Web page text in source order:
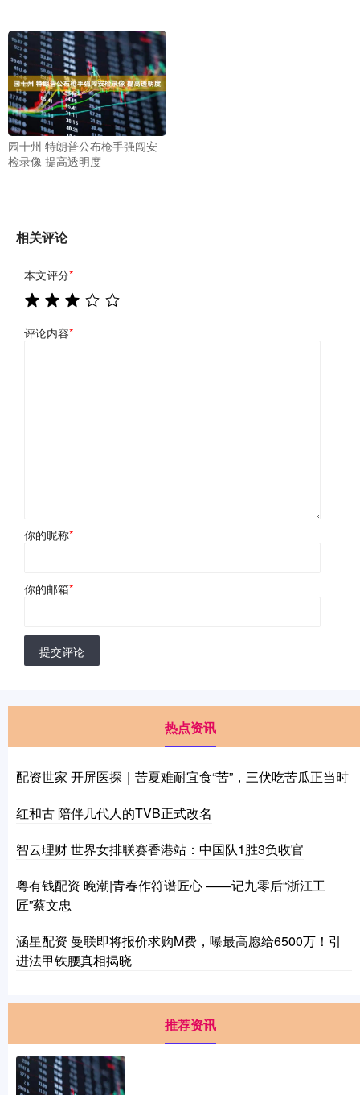
园十州 特朗普公布枪手强闯安
检录像 提高透明度
相关评论
本文评分*
评论内容*
你的昵称*
你的邮箱*
提交评论
热点资讯
配资世家 开屏医探｜苦夏难耐宜食“苦”，三伏吃苦瓜正当时
红和古 陪伴几代人的TVB正式改名
智云理财 世界女排联赛香港站：中国队1胜3负收官
粤有钱配资 晚潮|青春作符谱匠心 ——记九零后“浙江工
匠”蔡文忠
涵星配资 曼联即将报价求购M费，曝最高愿给6500万！引
进法甲铁腰真相揭晓
推荐资讯